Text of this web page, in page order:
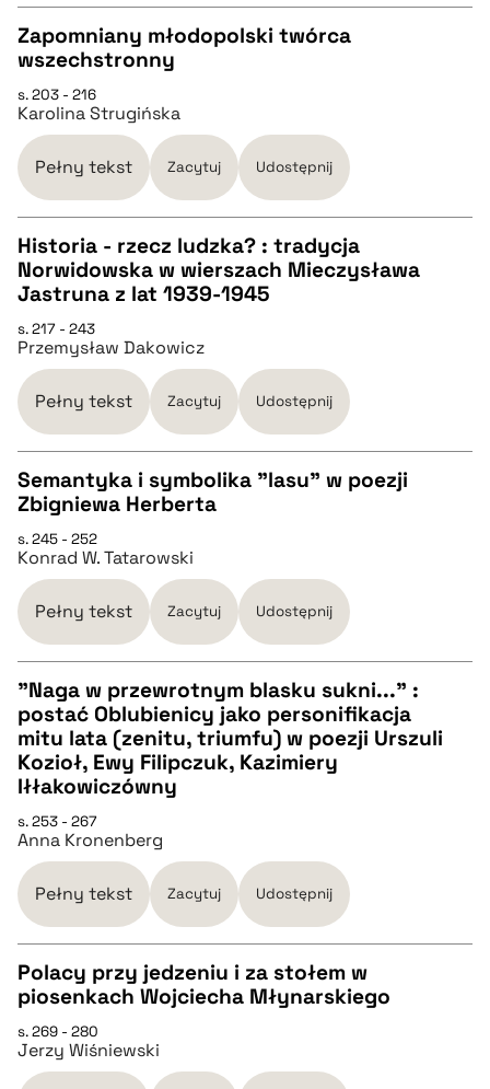
pobierz cytat
pobierz cytat
BIBTEX
pobierz cytat
Zapomniany młodopolski twórca
wszechstronny
s. 203 - 216
Karolina Strugińska
Pełny tekst Zacytuj Udostępnij
CZYSTY TEKST
pobierz cytat
BIBTEX
pobierz cytat
Historia - rzecz ludzka? : tradycja
Norwidowska w wierszach Mieczysława
Jastruna z lat 1939-1945
s. 217 - 243
Przemysław Dakowicz
Pełny tekst Zacytuj Udostępnij
CZYSTY TEKST
pobierz cytat
BIBTEX
pobierz cytat
Semantyka i symbolika "lasu" w poezji
Zbigniewa Herberta
s. 245 - 252
Konrad W. Tatarowski
Pełny tekst Zacytuj Udostępnij
CZYSTY TEKST
pobierz cytat
BIBTEX
pobierz cytat
"Naga w przewrotnym blasku sukni..." :
postać Oblubienicy jako personifikacja
mitu lata (zenitu, triumfu) w poezji Urszuli
Kozioł, Ewy Filipczuk, Kazimiery
Iłłakowiczówny
s. 253 - 267
Anna Kronenberg
Pełny tekst Zacytuj Udostępnij
pobierz cytat
Polacy przy jedzeniu i za stołem w
piosenkach Wojciecha Młynarskiego
s. 269 - 280
Jerzy Wiśniewski